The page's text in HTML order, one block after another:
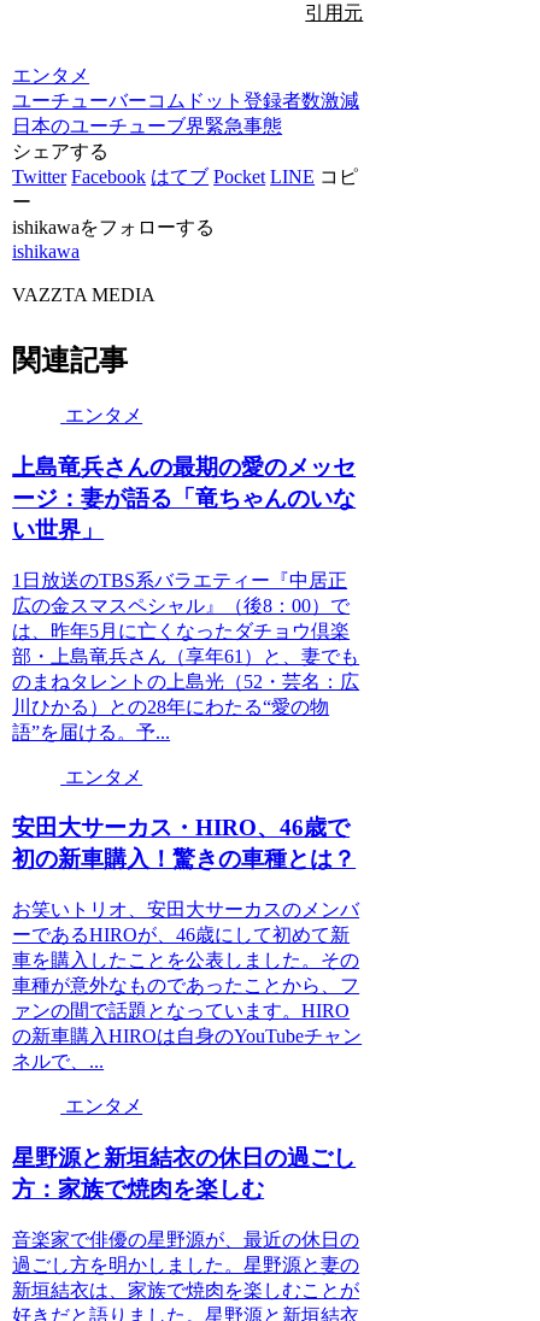
引用元
エンタメ
ユーチューバーコムドット登録者数激減
日本のユーチューブ界緊急事態
シェアする
Twitter Facebook はてブ Pocket LINE コピ
ー
ishikawaをフォローする
ishikawa
VAZZTA MEDIA
関連記事
エンタメ
上島竜兵さんの最期の愛のメッセ
ージ：妻が語る「竜ちゃんのいな
い世界」
1日放送のTBS系バラエティー『中居正
広の金スマスペシャル』（後8：00）で
は、昨年5月に亡くなったダチョウ倶楽
部・上島竜兵さん（享年61）と、妻でも
のまねタレントの上島光（52・芸名：広
川ひかる）との28年にわたる“愛の物
語”を届ける。予...
エンタメ
安田大サーカス・HIRO、46歳で
初の新車購入！驚きの車種とは？
お笑いトリオ、安田大サーカスのメンバ
ーであるHIROが、46歳にして初めて新
車を購入したことを公表しました。その
車種が意外なものであったことから、フ
ァンの間で話題となっています。HIRO
の新車購入HIROは自身のYouTubeチャン
ネルで、...
エンタメ
星野源と新垣結衣の休日の過ごし
方：家族で焼肉を楽しむ
音楽家で俳優の星野源が、最近の休日の
過ごし方を明かしました。星野源と妻の
新垣結衣は、家族で焼肉を楽しむことが
好きだと語りました。星野源と新垣結衣